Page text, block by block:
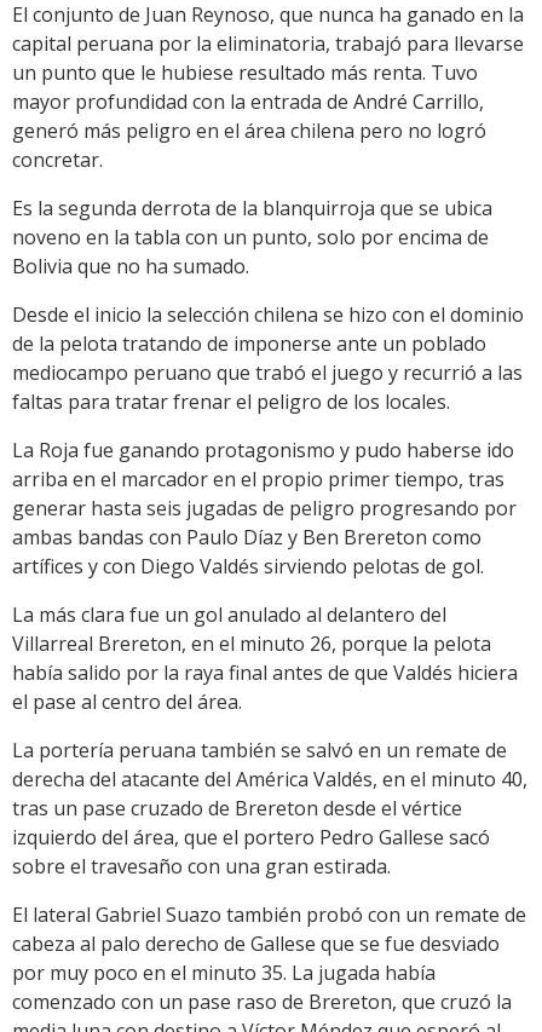
El conjunto de Juan Reynoso, que nunca ha ganado en la
capital peruana por la eliminatoria, trabajó para llevarse
un punto que le hubiese resultado más renta. Tuvo
mayor profundidad con la entrada de André Carrillo,
generó más peligro en el área chilena pero no logró
concretar.
Es la segunda derrota de la blanquirroja que se ubica
noveno en la tabla con un punto, solo por encima de
Bolivia que no ha sumado.
Desde el inicio la selección chilena se hizo con el dominio
de la pelota tratando de imponerse ante un poblado
mediocampo peruano que trabó el juego y recurrió a las
faltas para tratar frenar el peligro de los locales.
La Roja fue ganando protagonismo y pudo haberse ido
arriba en el marcador en el propio primer tiempo, tras
generar hasta seis jugadas de peligro progresando por
ambas bandas con Paulo Díaz y Ben Brereton como
artífices y con Diego Valdés sirviendo pelotas de gol.
La más clara fue un gol anulado al delantero del
Villarreal Brereton, en el minuto 26, porque la pelota
había salido por la raya final antes de que Valdés hiciera
el pase al centro del área.
La portería peruana también se salvó en un remate de
derecha del atacante del América Valdés, en el minuto 40,
tras un pase cruzado de Brereton desde el vértice
izquierdo del área, que el portero Pedro Gallese sacó
sobre el travesaño con una gran estirada.
El lateral Gabriel Suazo también probó con un remate de
cabeza al palo derecho de Gallese que se fue desviado
por muy poco en el minuto 35. La jugada había
comenzado con un pase raso de Brereton, que cruzó la